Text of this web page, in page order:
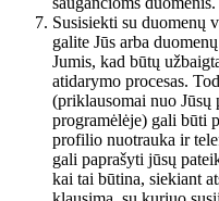
Susisiekti su duomenų
galite Jūs arba
Jumis, kad būtų
atidarymo procesas.
(priklausomai nuo Jūsų
programėlėje) gali būti
profilio nuotrauka ir
gali paprašyti jūsų
kai tai būtina, siekiant